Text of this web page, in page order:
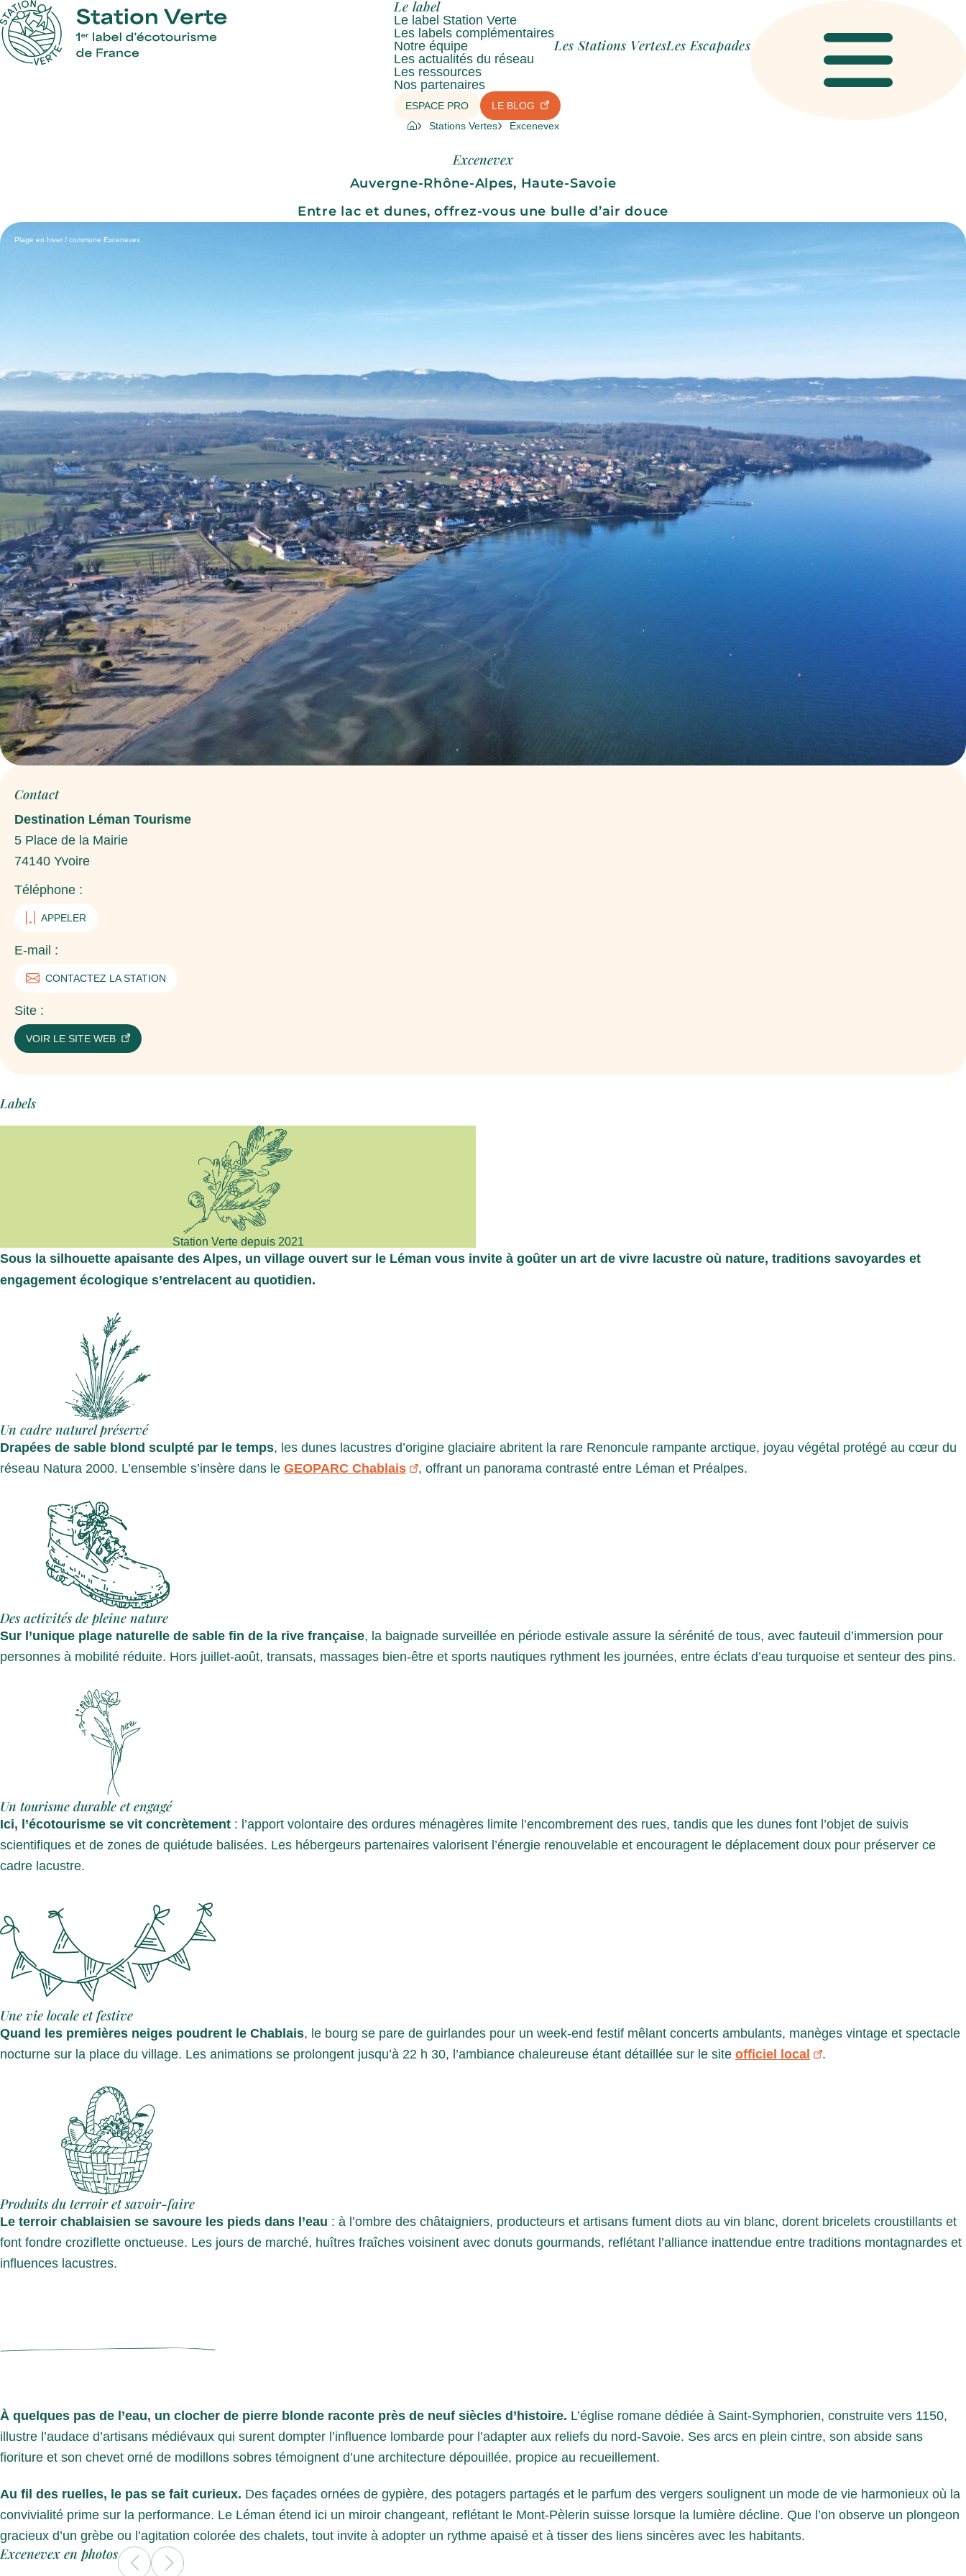
Le label
Le label Station Verte
Les labels complémentaires
Notre équipe
Les actualités du réseau
Les ressources
Nos partenaires
Les Stations VertesLes Escapades
ESPACE PRO LE BLOG
Menu
Stations Vertes Excenevex
Excenevex
Auvergne-Rhône-Alpes, Haute-Savoie
Entre lac et dunes, offrez-vous une bulle d’air douce
Plage en hiver / commune Excenevex
Contact
Destination Léman Tourisme
5 Place de la Mairie
74140 Yvoire
Téléphone :
APPELER
E-mail :
CONTACTEZ LA STATION
Site :
VOIR LE SITE WEB
Labels
Station Verte depuis 2021
Sous la silhouette apaisante des Alpes, un village ouvert sur le Léman vous invite à goûter un art de vivre lacustre où nature, traditions savoyardes et
engagement écologique s’entrelacent au quotidien.
Un cadre naturel préservé
Drapées de sable blond sculpté par le temps, les dunes lacustres d’origine glaciaire abritent la rare Renoncule rampante arctique, joyau végétal protégé au cœur du
réseau Natura 2000. L’ensemble s’insère dans le GEOPARC Chablais , offrant un panorama contrasté entre Léman et Préalpes.
Des activités de pleine nature
Sur l’unique plage naturelle de sable fin de la rive française, la baignade surveillée en période estivale assure la sérénité de tous, avec fauteuil d’immersion pour
personnes à mobilité réduite. Hors juillet-août, transats, massages bien-être et sports nautiques rythment les journées, entre éclats d’eau turquoise et senteur des pins.
Un tourisme durable et engagé
Ici, l’écotourisme se vit concrètement : l’apport volontaire des ordures ménagères limite l’encombrement des rues, tandis que les dunes font l’objet de suivis
scientifiques et de zones de quiétude balisées. Les hébergeurs partenaires valorisent l’énergie renouvelable et encouragent le déplacement doux pour préserver ce
cadre lacustre.
Une vie locale et festive
Quand les premières neiges poudrent le Chablais, le bourg se pare de guirlandes pour un week-end festif mêlant concerts ambulants, manèges vintage et spectacle
nocturne sur la place du village. Les animations se prolongent jusqu’à 22 h 30, l’ambiance chaleureuse étant détaillée sur le site officiel local .
Produits du terroir et savoir-faire
Le terroir chablaisien se savoure les pieds dans l’eau : à l’ombre des châtaigniers, producteurs et artisans fument diots au vin blanc, dorent bricelets croustillants et
font fondre croziflette onctueuse. Les jours de marché, huîtres fraîches voisinent avec donuts gourmands, reflétant l’alliance inattendue entre traditions montagnardes et
influences lacustres.
À quelques pas de l’eau, un clocher de pierre blonde raconte près de neuf siècles d’histoire. L’église romane dédiée à Saint-Symphorien, construite vers 1150,
illustre l’audace d’artisans médiévaux qui surent dompter l’influence lombarde pour l’adapter aux reliefs du nord-Savoie. Ses arcs en plein cintre, son abside sans
fioriture et son chevet orné de modillons sobres témoignent d’une architecture dépouillée, propice au recueillement.
Au fil des ruelles, le pas se fait curieux. Des façades ornées de gypière, des potagers partagés et le parfum des vergers soulignent un mode de vie harmonieux où la
convivialité prime sur la performance. Le Léman étend ici un miroir changeant, reflétant le Mont-Pèlerin suisse lorsque la lumière décline. Que l’on observe un plongeon
gracieux d’un grèbe ou l’agitation colorée des chalets, tout invite à adopter un rythme apaisé et à tisser des liens sincères avec les habitants.
Excenevex en photos